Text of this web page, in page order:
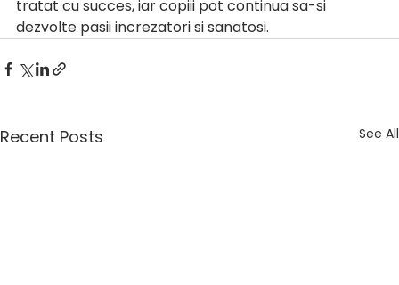
tratat cu succes, iar copiii pot continua sa-si
dezvolte pasii increzatori si sanatosi.
Recent Posts See All